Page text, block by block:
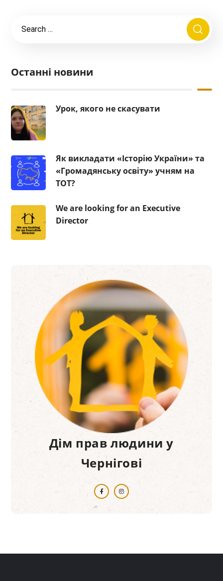
Останні новини
Урок, якого не скасувати
Як викладати «Історію України» та
«Громадянську освіту» учням на
ТОТ?
We are looking for an Executive
Director
Дім прав людини у
Чернігові